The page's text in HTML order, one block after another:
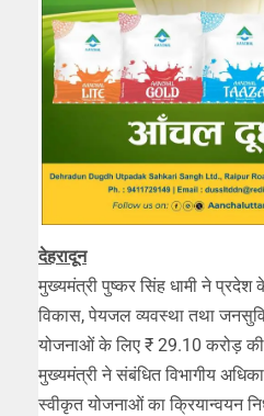
देहरादून
मुख्यमंत्री पुष्कर सिंह धामी ने प्रदेश
विकास, पेयजल व्यवस्था तथा
योजनाओं के लिए ₹ 29.10 करोड़ की
मुख्यमंत्री ने संबंधित विभागीय
स्वीकृत योजनाओं का क्रियान्वयन